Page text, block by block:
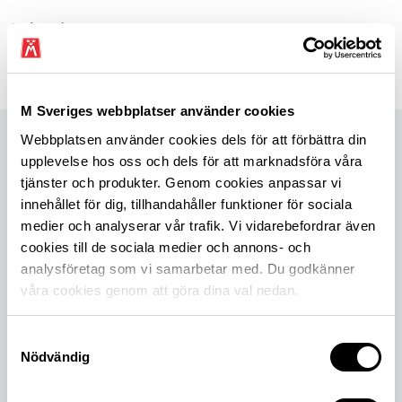
M Sveriges webbplatser använder cookies
Webbplatsen använder cookies dels för att förbättra din
upplevelse hos oss och dels för att marknadsföra våra
tjänster och produkter. Genom cookies anpassar vi
innehållet för dig, tillhandahåller funktioner för sociala
medier och analyserar vår trafik. Vi vidarebefordrar även
cookies till de sociala medier och annons- och
analysföretag som vi samarbetar med. Du godkänner
våra cookies genom att göra dina val nedan.
Nödvändig
Dela sidan
Vi på M Sverige har en plan för hur bilismen kan